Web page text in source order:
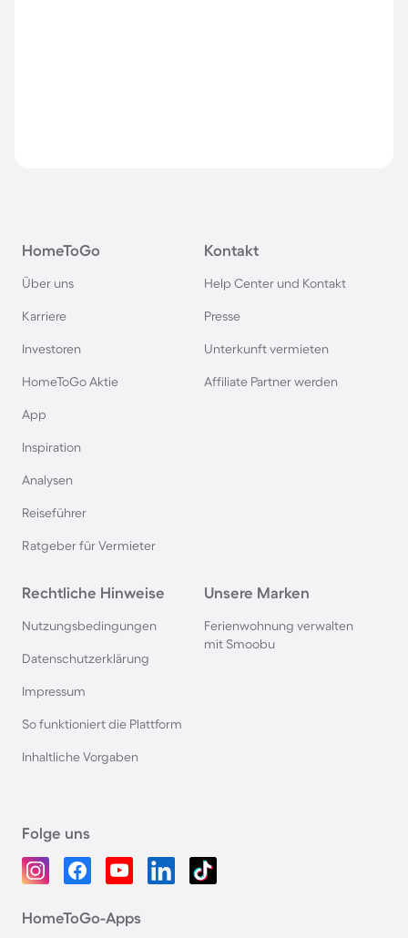
HomeToGo
Über uns
Karriere
Investoren
HomeToGo Aktie
App
Inspiration
Analysen
Reiseführer
Ratgeber für Vermieter
Kontakt
Help Center und Kontakt
Presse
Unterkunft vermieten
Affiliate Partner werden
Rechtliche Hinweise
Nutzungsbedingungen
Datenschutzerklärung
Impressum
So funktioniert die Plattform
Inhaltliche Vorgaben
Unsere Marken
Ferienwohnung verwalten
mit Smoobu
Folge uns
HomeToGo-Apps